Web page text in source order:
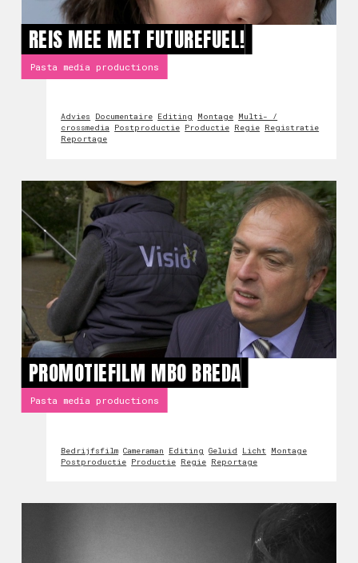
REIS MEE MET FUTUREFUEL!
Pasta media productions
Advies Documentaire Editing Montage Multi- /
crossmedia
Postproductie Productie Regie Registratie
Reportage
PROMOTIEFILM MBO BREDA
Pasta media productions
Bedrijfsfilm Cameraman Editing Geluid Licht
Montage
Postproductie Productie Regie Reportage